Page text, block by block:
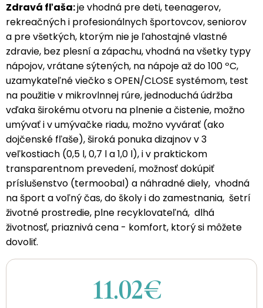
Zdravá fľaša:je vhodná pre deti, teenagerov,
rekreačných i profesionálnych športovcov, seniorov
a pre všetkých, ktorým nie je ľahostajné vlastné
zdravie, bez plesní a zápachu, vhodná na všetky typy
nápojov, vrátane sýtených, na nápoje až do 100 ºC,
uzamykateľné viečko s OPEN/CLOSE systémom, test
na použitie v mikrovlnnej rúre, jednoduchá údržba
vďaka širokému otvoru na plnenie a čistenie, možno
umývať i v umývačke riadu, možno vyvárať (ako
dojčenské fľaše), široká ponuka dizajnov v 3
veľkostiach (0,5 l, 0,7 l a 1,0 l), i v praktickom
transparentnom prevedení, možnosť dokúpiť
príslušenstvo (termoobal) a náhradné diely, vhodná
na šport a voľný čas, do školy i do zamestnania, šetrí
životné prostredie, plne recyklovateľná, dlhá
životnosť, priaznivá cena - komfort, ktorý si môžete
dovoliť.
11.02€